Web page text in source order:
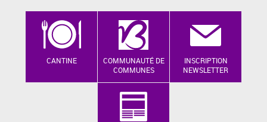
CANTINE
COMMUNAUTÉ DE
COMMUNES
INSCRIPTION
NEWSLETTER